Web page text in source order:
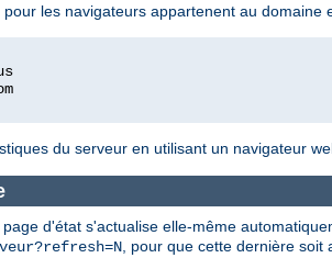
les navigateurs appartenent au
du serveur en utilisant un navigateur
d'état s'actualise elle-même
, pour que cette dernière soit